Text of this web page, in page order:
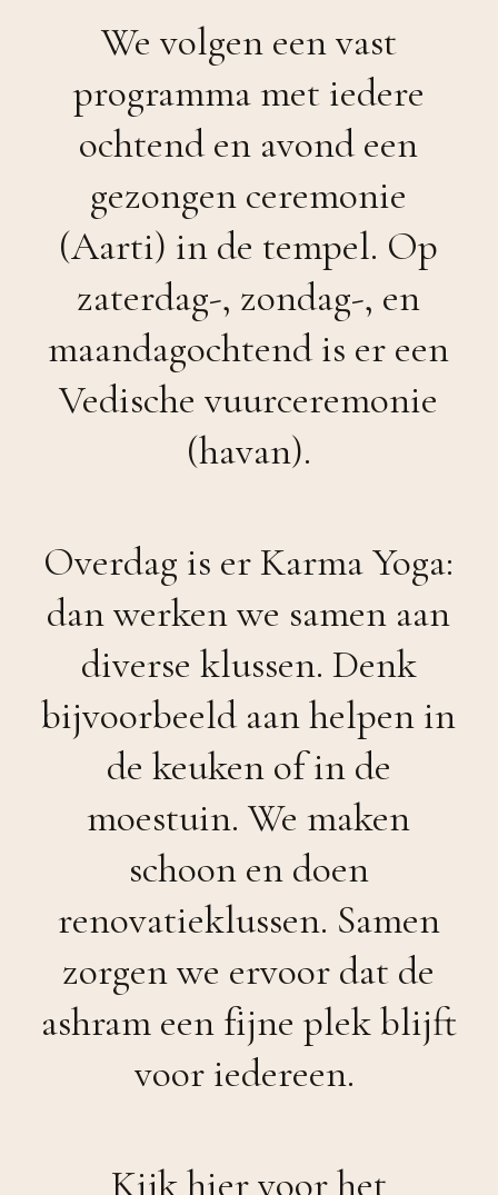
We volgen een vast
programma met iedere
ochtend en avond een
gezongen ceremonie
(Aarti) in de tempel. Op
zaterdag-, zondag-, en
maandagochtend is er een
Vedische vuurceremonie
(havan).
Overdag is er Karma Yoga:
dan werken we samen aan
diverse klussen. Denk
bijvoorbeeld aan helpen in
de keuken of in de
moestuin. We maken
schoon en doen
renovatieklussen. Samen
zorgen we ervoor dat de
ashram een fijne plek blijft
voor iedereen.
Kijk hier voor het